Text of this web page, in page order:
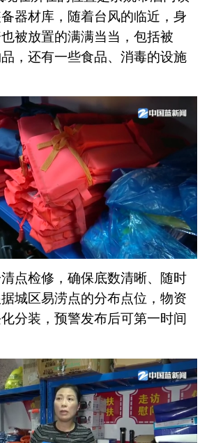
器材库，随着台风的临近，身
被放置的满满当当，包括被
，还有一些食品、消毒的设施
点检修，确保底数清晰、随时
城区易涝点的分布点位，物资
分装，预警发布后可第一时间